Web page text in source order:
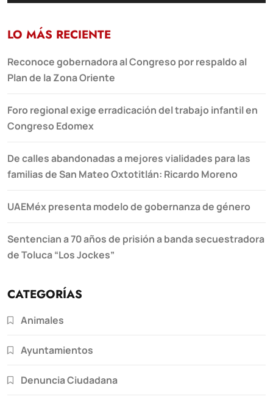
LO MÁS RECIENTE
Reconoce gobernadora al Congreso por respaldo al
Plan de la Zona Oriente
Foro regional exige erradicación del trabajo infantil en
Congreso Edomex
De calles abandonadas a mejores vialidades para las
familias de San Mateo Oxtotitlán: Ricardo Moreno
UAEMéx presenta modelo de gobernanza de género
Sentencian a 70 años de prisión a banda secuestradora
de Toluca “Los Jockes”
CATEGORÍAS
Animales
Ayuntamientos
Denuncia Ciudadana